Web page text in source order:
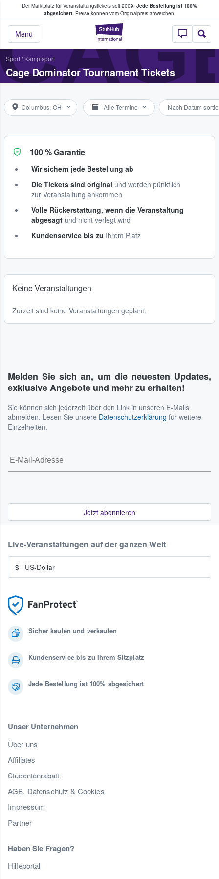
Der Marktplatz für Veranstaltungstickets seit 2009. Jede Bestellung ist 100%
abgesichert.Preise können vom Originalpreis abweichen.
StubHub - Wo
Menü
Tickets kaufen & verkaufen
Sport/ Kampfsport
Cage Dominator Tournament Tickets
Columbus, OH Alle Termine Nach Datum
100 % Garantie
Wir sichern jede Bestellung ab
Die Tickets sind original und werden pünktlich
zur Veranstaltung ankommen
Volle Rückerstattung, wenn die Veranstaltung
abgesagt und nicht verlegt wird
Kundenservice bis zu Ihrem Platz
Keine Veranstaltungen
Zurzeit sind keine Veranstaltungen geplant.
Melden Sie sich an, um die neuesten Updates,
exklusive Angebote und mehr zu erhalten!
Sie können sich jederzeit über den Link in unseren E-Mails
abmelden. Lesen Sie unsere Datenschutzerklärung für weitere
Einzelheiten.
Jetzt abonnieren
Sicher kaufen und verkaufen
Kundenservice bis zu Ihrem Sitzplatz
Jede Bestellung ist 100% abgesichert
Unser Unternehmen
Über uns
Affiliates
Studentenrabatt
AGB, Datenschutz & Cookies
Impressum
Partner
Haben Sie Fragen?
Hilfeportal
Live-Veranstaltungen auf der ganzen Welt
$ · US-Dollar